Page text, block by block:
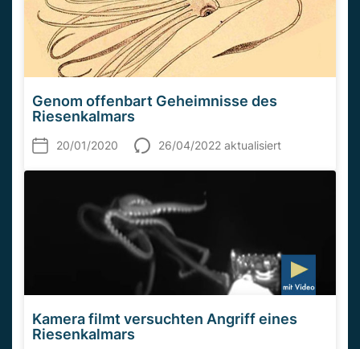
Genom offenbart Geheimnisse des
Riesenkalmars
20/01/2020 26/04/2022 aktualisiert
Kamera filmt versuchten Angriff eines
Riesenkalmars